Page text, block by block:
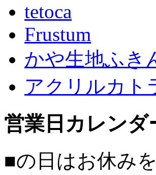
tetoca
Frustum
かや生地ふき
アクリルカト
営業日カレンダ
■の日はお休み